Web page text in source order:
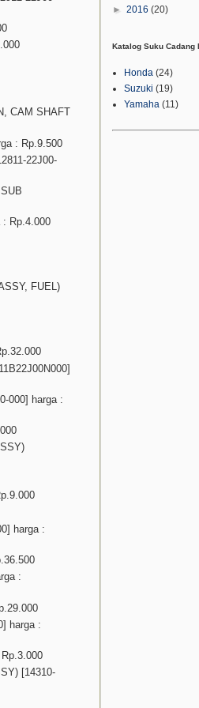
CAM SHAFT
: Rp.9.500
22J00-
: Rp.4.000
FUEL)
000] harga :
harga :
:
harga :
[14310-
► 2016 (20)
Katalog Suku Cadang
Honda (24)
Suzuki (19)
Yamaha (11)